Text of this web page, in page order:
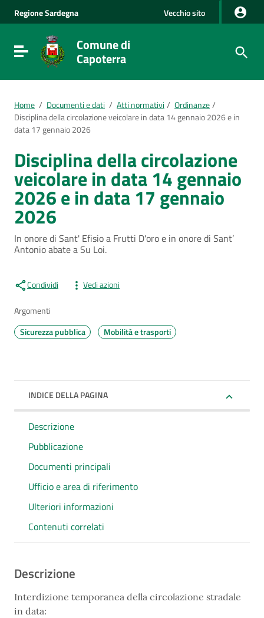
Vai alla navigazione del sito
Vai al Footer
RegioneSardegna Vecchio sito
Visualizza/nascondi menu di navigazione
Comune di
Capoterra
Home / Documenti e dati / Atti normativi / Ordinanze/
Disciplina della circolazione veicolare in data 14 gennaio 2026 e in
data 17 gennaio 2026
Disciplina della circolazione
veicolare in data 14 gennaio
2026 e in data 17 gennaio
2026
In onore di Sant' Efisio a Frutti D'oro e in onore di Sant’
Antonio abate a Su Loi.
Condividi Vedi azioni
Argomenti
Sicurezza pubblica
Mobilità e trasporti
INDICE DELLA PAGINA
Descrizione
Pubblicazione
Documenti principali
Ufficio e area di riferimento
Ulteriori informazioni
Contenuti correlati
Descrizione
Interdizione temporanea della circolazione stradale
in data: